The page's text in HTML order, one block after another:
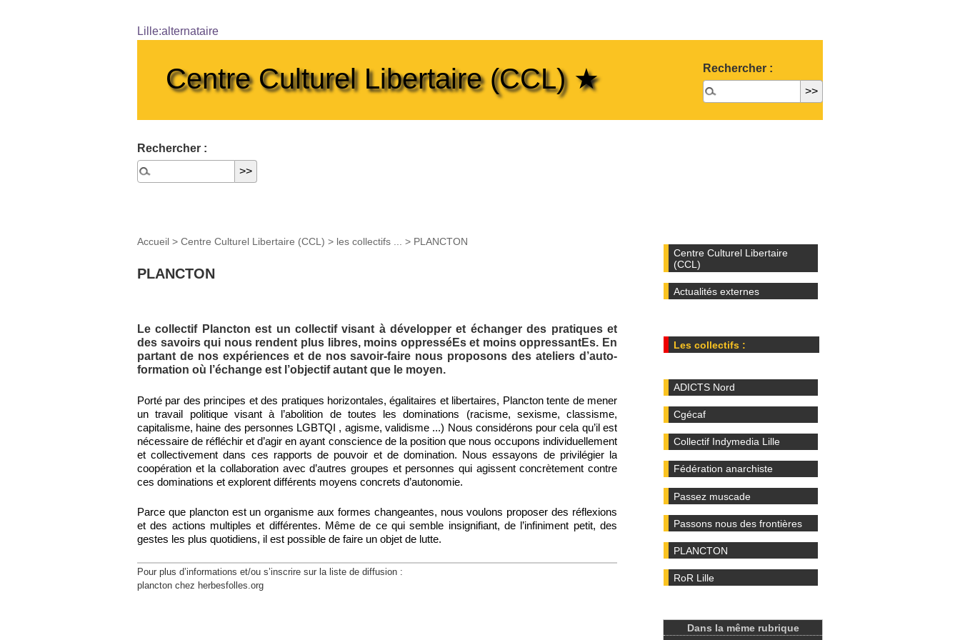
Lille:alternataire
Centre Culturel Libertaire (CCL) ★ Rechercher :
Rechercher :
Accueil > Centre Culturel Libertaire (CCL) > les collectifs ... > PLANCTON
PLANCTON
Le collectif Plancton est un collectif visant à développer et échanger des pratiques et
des savoirs qui nous rendent plus libres, moins oppresséEs et moins oppressantEs. En
partant de nos expériences et de nos savoir-faire nous proposons des ateliers d’auto-
formation où l’échange est l’objectif autant que le moyen.
Porté par des principes et des pratiques horizontales, égalitaires et libertaires, Plancton tente de mener
un travail politique visant à l’abolition de toutes les dominations (racisme, sexisme, classisme,
capitalisme, haine des personnes LGBTQI , agisme, validisme ...) Nous considérons pour cela qu’il est
nécessaire de réfléchir et d’agir en ayant conscience de la position que nous occupons individuellement
et collectivement dans ces rapports de pouvoir et de domination. Nous essayons de privilégier la
coopération et la collaboration avec d’autres groupes et personnes qui agissent concrètement contre
ces dominations et explorent différents moyens concrets d’autonomie.
Parce que plancton est un organisme aux formes changeantes, nous voulons proposer des réflexions
et des actions multiples et différentes. Même de ce qui semble insignifiant, de l’infiniment petit, des
gestes les plus quotidiens, il est possible de faire un objet de lutte.
Pour plus d’informations et/ou s’inscrire sur la liste de diffusion :
plancton chez herbesfolles.org
Centre Culturel Libertaire
(CCL)
Actualités externes
Les collectifs :
ADICTS Nord
Cgécaf
Collectif Indymedia Lille
Fédération anarchiste
Passez muscade
Passons nous des frontières
PLANCTON
RoR Lille
Dans la même rubrique